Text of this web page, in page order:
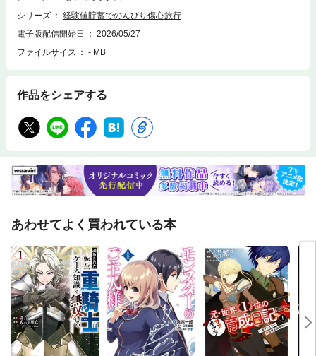
シリーズ
経験値貯蓄でのんびり傷心旅行
電子版配信開始日
2026/05/27
ファイルサイズ
- MB
作品をシェアする
あわせてよく買われている本